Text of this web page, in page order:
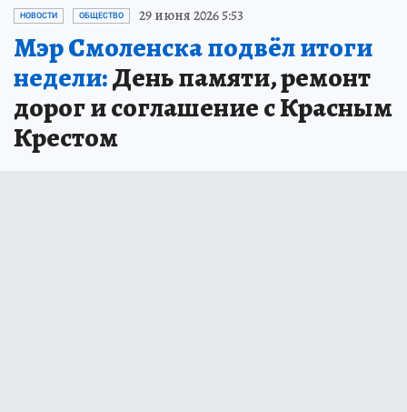
НОВОСТИ ОБЩЕСТВО 29 июня 2026 5:53
Мэр Смоленска подвёл итоги
недели:День памяти, ремонт
дорог и соглашение с Красным
Крестом